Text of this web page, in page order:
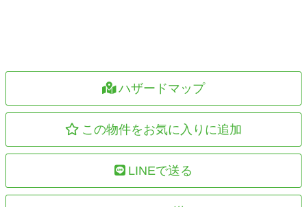
ハザードマップ
この物件をお気に入りに追加
LINEで送る